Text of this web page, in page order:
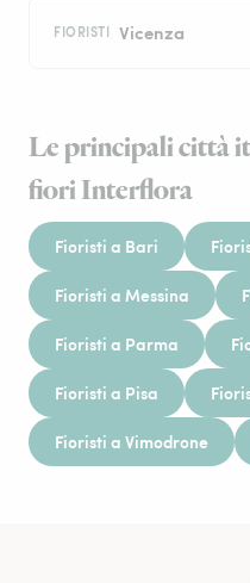
FIORISTI Vicenza
Le principali città
fiori Interflora
Fioristi a Bari
Fioristi a Messina
Fioristi a Parma
Fioristi a Pisa
Fioristi a Vimodrone